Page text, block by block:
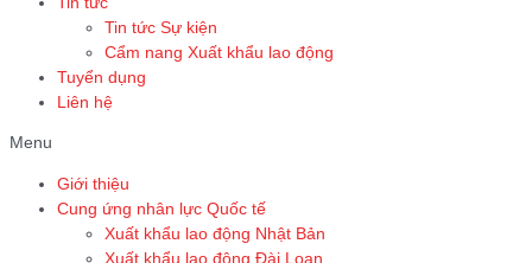
Tin tức Sự kiện
Cẩm nang Xuất khẩu lao động
Tuyển dụng
Liên hệ
Menu
Giới thiệu
Cung ứng nhân lực Quốc tế
Xuất khẩu lao động Nhật Bản
Xuất khẩu lao động Đài Loan